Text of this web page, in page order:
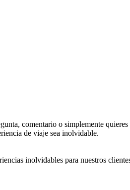
comentario o simplemente
de viaje sea inolvidable.
inolvidables para nuestros